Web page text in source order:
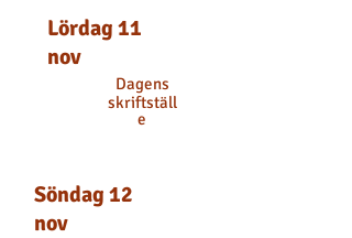
Lördag 11
nov
Dagens
skriftställ
e
Söndag 12
nov